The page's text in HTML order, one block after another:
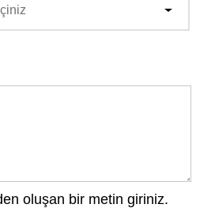
oluşan bir metin giriniz.